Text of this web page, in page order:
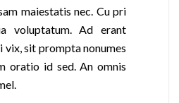
maiestatis nec. Cu pri
voluptatum. Ad erant
sit prompta nonumes
oratio id sed. An omnis